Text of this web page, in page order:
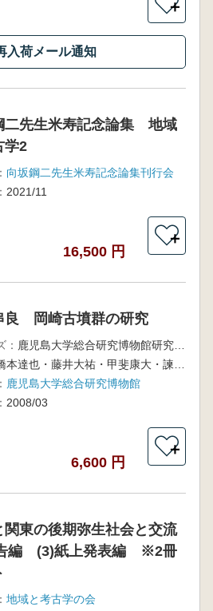
＋
入荷メール通知
二先生米寿記念論集 地域
学2
向坂鋼二先生米寿記念論集刊行会
2021/11
16,500 円
＋
良 岡崎古墳群の研究
：
鹿児島大学総合研究博物館研究報告No.3
橋本達也・藤井大祐・甲斐康大・諫早直人・井上美知子・加藤一郎・竹中正巳・塚本敏夫・永嶋正春・中村友昭・橋本将英・東憲章 編
鹿児島大学総合研究博物館
2008/03
6,600 円
＋
関東の後期弥生社会と交流
編 (3)紙上発表編 ※2冊
地域と考古学の会